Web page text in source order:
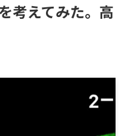
考えてみた。高